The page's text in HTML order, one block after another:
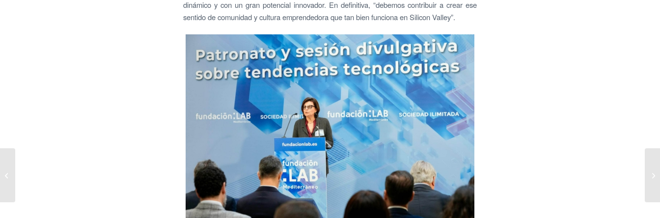
dinámico y con un gran potencial innovador. En definitiva, “debemos contribuir a crear ese
sentido de comunidad y cultura emprendedora que tan bien funciona en Silicon Valley”.